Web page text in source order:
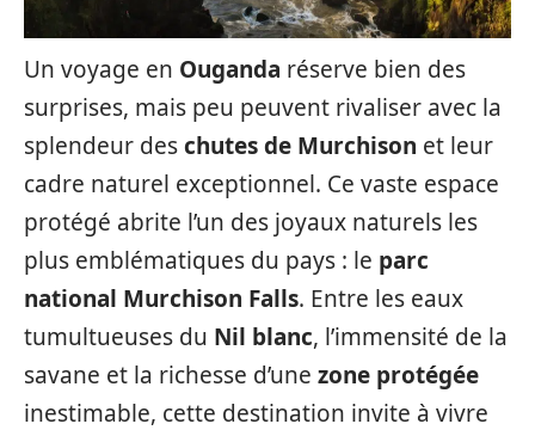
Un voyage en Ouganda réserve bien des
surprises, mais peu peuvent rivaliser avec la
splendeur deschutes de Murchison et leur
cadre naturel exceptionnel. Ce vaste espace
protégé abrite l’un des joyaux naturels les
plus emblématiques du pays : le parc
national Murchison Falls. Entre les eaux
tumultueuses du Nil blanc, l’immensité de la
savane et la richesse d’une zone protégée
inestimable, cette destination invite à vivre